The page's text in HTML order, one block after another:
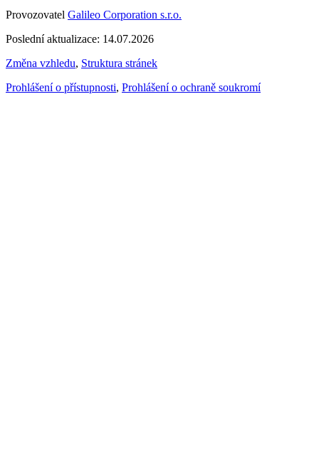
Provozovatel Galileo Corporation s.r.o.
Poslední aktualizace: 14.07.2026
Změna vzhledu, Struktura stránek
Prohlášení o přístupnosti, Prohlášení o ochraně soukromí